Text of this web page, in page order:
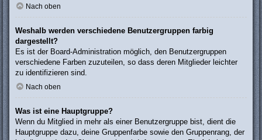
Nach oben
Weshalb werden verschiedene Benutzergruppen farbig
dargestellt?
Es ist der Board-Administration möglich, den Benutzergruppen
verschiedene Farben zuzuteilen, so dass deren Mitglieder leichter
zu identifizieren sind.
Nach oben
Was ist eine Hauptgruppe?
Wenn du Mitglied in mehr als einer Benutzergruppe bist, dient die
Hauptgruppe dazu, deine Gruppenfarbe sowie den Gruppenrang, der